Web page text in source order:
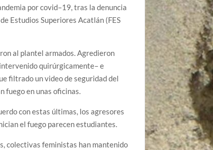
por covid–19, tras la denuncia
Estudios Superiores Acatlán (FES
al plantel armados. Agredieron
quirúrgicamente– e
filtrado un video de seguridad del
fuego en unas oficinas.
con estas últimas, los agresores
el fuego parecen estudiantes.
colectivas feministas han mantenido